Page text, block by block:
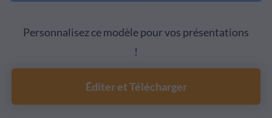
Personnalisez ce modèle pour vos présentations
!
Éditer et Télécharger